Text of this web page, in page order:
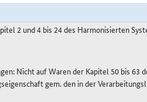
2 und 4 bis 24 des Harmonisierten
Nicht auf Waren der Kapitel 50 bis 63
gem. den in der